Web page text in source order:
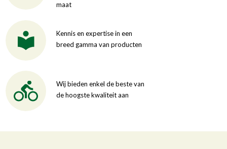
maat
Kennis en expertise in een
breed gamma van producten
Wij bieden enkel de beste van
de hoogste kwaliteit aan